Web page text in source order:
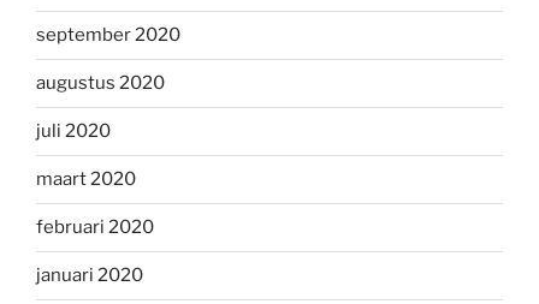
september 2020
augustus 2020
juli 2020
maart 2020
februari 2020
januari 2020